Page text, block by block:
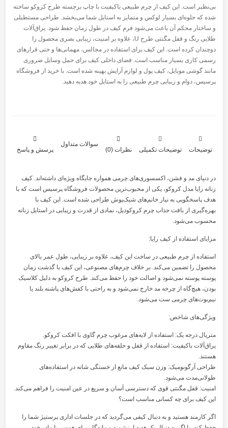
بی‌نظیر است. این کیف از چرم طبیعی باکیفیت با چاپ برجسته طرح کروکو ساخته
شده که جلوه‌ای بسیار لوکس و متمایز به استایل شما می‌بخشد. طراحی مستطیلی
و ساختار محکم آن باعث می‌شود فرم کیف در طول زمان حفظ شود. یراق‌آلات
طلایی رنگ و قفل مگنتی طرح U، علاوه بر امنیت، زیبایی بصری محصول را
دوچندان کرده است. این کیف برای استفاده در مجالس، مهمانی‌ها و حتی قرارهای
رسمی کاری بسیار مناسب است. فضای داخلی کیف برای حمل وسایل ضروری
مانند گوشی موبایل، کیف پول و لوازم آرایش بهینه شده است. با خرید از فروشگاه
پرسیس، دوام و زیبایی چرم طبیعی را به استایل خود هدیه دهید.
توضیحات توضیحات تکمیلی نظرات (0)
سوالات متداول
پرسش و پاسخ
در دنیای مد و فشن، اکسسوری‌های چرمی همواره جایگاه ویژه‌ای داشته‌اند. کیف
زنانه رایا مدل کروکو، یکی از محبوب‌ترین محصولات فروشگاه پرسیس است که با
هدف پاسخگویی به نیاز خانم‌های شیک‌پوش طراحی شده است. این کیف با
بهره‌گیری از بافت جذاب چرم کروکودیل، نمادی از قدرت و زیبایی در استایل زنانه
محسوب می‌شود.
مزایای استفاده از کیف رایا:
استفاده از چرم طبیعی در ساخت این کیف، علاوه بر زیبایی، طول عمر بالای
محصول را تضمین می‌کند. بر خلاف چرم‌های مصنوعی، این کیف با گذشت زمان
پوسته پوسته نمی‌شود و اصالت خود را حفظ می‌کند. طرح کروکو به دلیل کلاسیک
بودن، هیچ‌گاه از چرخه مد خارج نمی‌شود و به راحتی با کفش‌های پاشنه بلند یا
نیم‌بوت‌های چرمی ست می‌شود.
ویژگی‌های شاخص:
متریال درجه یک: استفاده از لایه‌های مرغوب چرم گاوی با افکت کروکو.
یراق‌آلات باکیفیت: استفاده از قفل و حلقه‌های طلایی که در برابر تغییر رنگ مقاوم
هستند.
طراحی آرگونومیک: وزن سبک کیف مانع از خستگی شانه در استفاده‌های
طولانی‌مدت می‌شود.
امنیت: قفل مگنتی قوی که دسترسی آسان و سریع در عین امنیت را فراهم می‌کند.
این کیف برای چه کسانی مناسب است؟
اگر کارمند هستید و به دنبال کیفی می‌گردید که در جلسات اداری پرستیژ شما را